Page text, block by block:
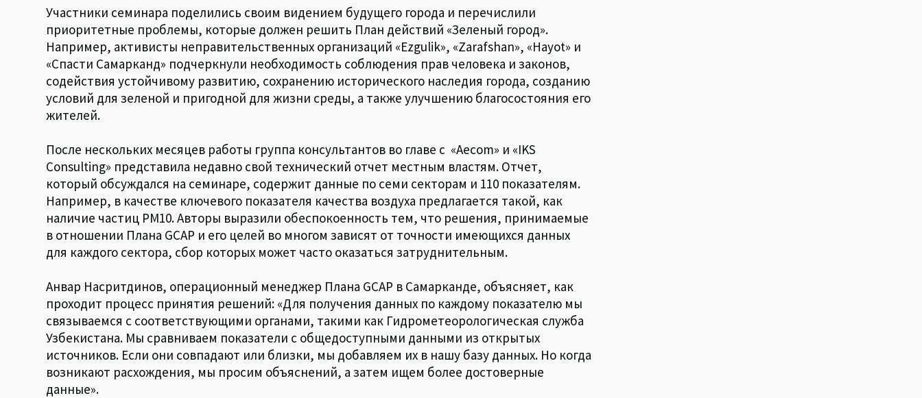
Участники семинара поделились своим видением будущего города и перечислили
приоритетные проблемы, которые должен решить План действий «Зеленый город».
Например, активисты неправительственных организаций «Ezgulik», «Zarafshan», «Hayot» и
«Спасти Самарканд» подчеркнули необходимость соблюдения прав человека и законов,
содействия устойчивому развитию, сохранению исторического наследия города, созданию
условий для зеленой и пригодной для жизни среды, а также улучшению благосостояния его
жителей.
После нескольких месяцев работы группа консультантов во главе с «Aecom» и «IKS
Consulting» представила недавно свой технический отчет местным властям. Отчет,
который обсуждался на семинаре, содержит данные по семи секторам и 110 показателям.
Например, в качестве ключевого показателя качества воздуха предлагается такой, как
наличие частиц PM10. Авторы выразили обеспокоенность тем, что решения, принимаемые
в отношении Плана GCAP и его целей во многом зависят от точности имеющихся данных
для каждого сектора, сбор которых может часто оказаться затруднительным.
Анвар Насритдинов, операционный менеджер Плана GCAP в Самарканде, объясняет, как
проходит процесс принятия решений: «Для получения данных по каждому показателю мы
связываемся с соответствующими органами, такими как Гидрометеорологическая служба
Узбекистана. Мы сравниваем показатели с общедоступными данными из открытых
источников. Если они совпадают или близки, мы добавляем их в нашу базу данных. Но когда
возникают расхождения, мы просим объяснений, а затем ищем более достоверные
данные».